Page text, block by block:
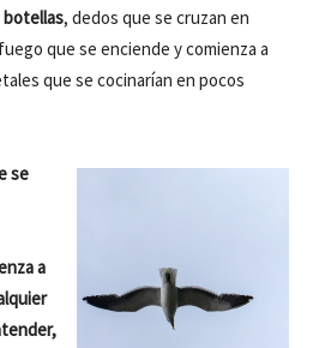
botellas, dedos que se cruzan en
que se enciende y comienza a
que se cocinarían en pocos
se
a